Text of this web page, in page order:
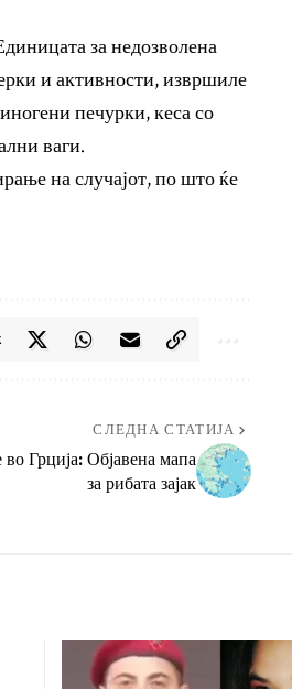
за недозволена
и активности, извршиле
печурки, кеса со
ваги.
на случајот, по што ќе
СЛЕДНА СТАТИЈА
Грција: Објавена мапа
за рибата зајак